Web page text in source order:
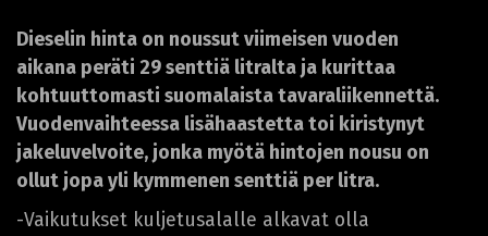
Dieselin hinta on noussut viimeisen vuoden
aikana peräti 29 senttiä litralta ja kurittaa
kohtuuttomasti suomalaista tavaraliikennettä.
Vuodenvaihteessa lisähaastetta toi kiristynyt
jakeluvelvoite, jonka myötä hintojen nousu on
ollut jopa yli kymmenen senttiä per litra.
-Vaikutukset kuljetusalalle alkavat olla